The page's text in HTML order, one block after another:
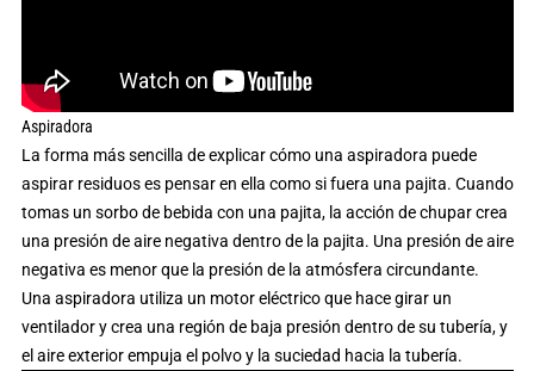
Aspiradora
La forma más sencilla de explicar cómo una aspiradora puede
aspirar residuos es pensar en ella como si fuera una pajita. Cuando
tomas un sorbo de bebida con una pajita, la acción de chupar crea
una presión de aire negativa dentro de la pajita. Una presión de aire
negativa es menor que la presión de la atmósfera circundante.
Una aspiradora utiliza un motor eléctrico que hace girar un
ventilador y crea una región de baja presión dentro de su tubería, y
el aire exterior empuja el polvo y la suciedad hacia la tubería.